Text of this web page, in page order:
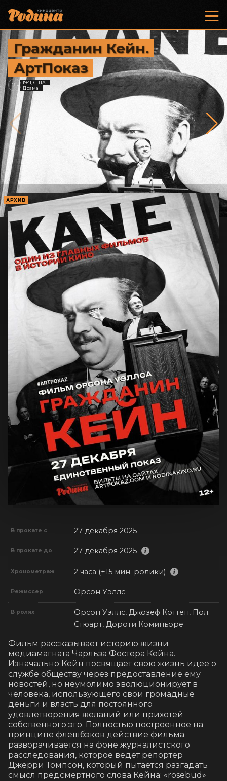
Гражданин Кейн.
АртПоказ
12 +
1941, США
Драма
АРХИВ
В прокате с 27 декабря 2025
В прокате до 27 декабря 2025
Хронометраж 2 часа (+15 мин. ролики)
Режиссер Орсон Уэллс
В ролях
Орсон Уэллс, Джозеф Коттен, Пол
Стюарт, Дороти Коминьоре
Фильм рассказывает историю жизни
медиамагната Чарльза Фостера Кейна.
Изначально Кейн посвящает свою жизнь идее о
службе обществу через предоставление ему
новостей, но неумолимо эволюционирует в
человека, использующего свои громадные
деньги и власть для постоянного
удовлетворения желаний или прихотей
собственного эго. Полностью построенное на
принципе флешбэков действие фильма
разворачивается на фоне журналистского
расследования, которое ведёт репортёр
Джерри Томпсон, который пытается разгадать
смысл предсмертного слова Кейна: «rosebud»